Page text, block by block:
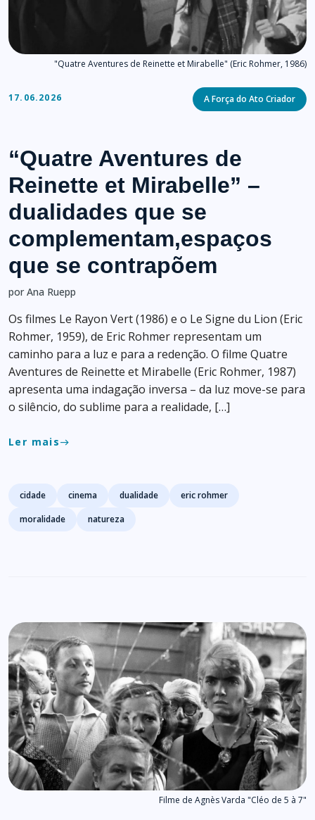
"Quatre Aventures de Reinette et Mirabelle" (Eric Rohmer, 1986)
17.06.2026 Categories
A Força do Ato Criador
“Quatre Aventures de
Reinette et Mirabelle” –
dualidades que se
complementam,espaços
que se contrapõem
por Ana Ruepp
Os filmes Le Rayon Vert (1986) e o Le Signe du Lion (Eric
Rohmer, 1959), de Eric Rohmer representam um
caminho para a luz e para a redenção. O filme Quatre
Aventures de Reinette et Mirabelle (Eric Rohmer, 1987)
apresenta uma indagação inversa – da luz move-se para
o silêncio, do sublime para a realidade, […]
Ler maiseast
Tags
cidade cinema dualidade
eric rohmer
moralidade
natureza
Filme de Agnès Varda "Cléo de 5 à 7"